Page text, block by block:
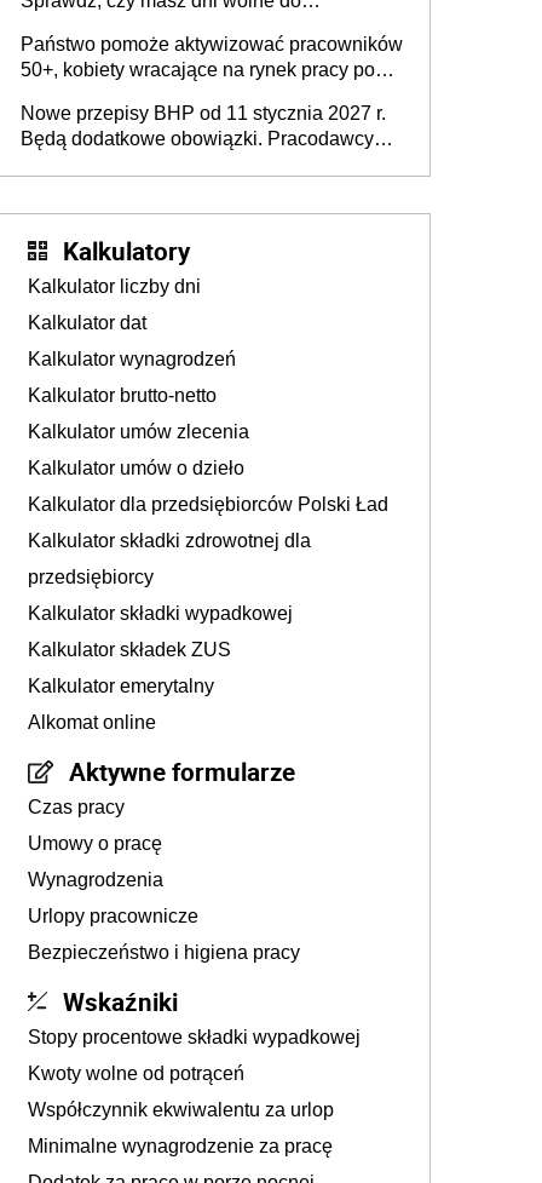
Państwo pomoże aktywizować pracowników
50+, kobiety wracające na rynek pracy po
osoby neuroatypowe. Powstanie Fundusz
na rzecz Inkluzywności w Zatrudnianiu?
Nowe przepisy BHP od 11 stycznia 2027 r.
Będą dodatkowe obowiązki. Pracodawcy
Kalkulatory
Kalkulator liczby dni
Kalkulator dat
Kalkulator wynagrodzeń
Kalkulator brutto-netto
Kalkulator umów zlecenia
Kalkulator umów o dzieło
Kalkulator dla przedsiębiorców Polski Ład
Kalkulator składki zdrowotnej dla
przedsiębiorcy
Kalkulator składki wypadkowej
Kalkulator składek ZUS
Kalkulator emerytalny
Alkomat online
Aktywne formularze
Czas pracy
Umowy o pracę
Wynagrodzenia
Urlopy pracownicze
Bezpieczeństwo i higiena pracy
Wskaźniki
Stopy procentowe składki wypadkowej
Kwoty wolne od potrąceń
Współczynnik ekwiwalentu za urlop
Minimalne wynagrodzenie za pracę